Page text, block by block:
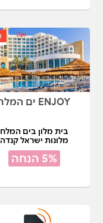
ENJOY ים המלח
בית מלון בים המלח
מלונות ישראל קנדה
5% הנחה